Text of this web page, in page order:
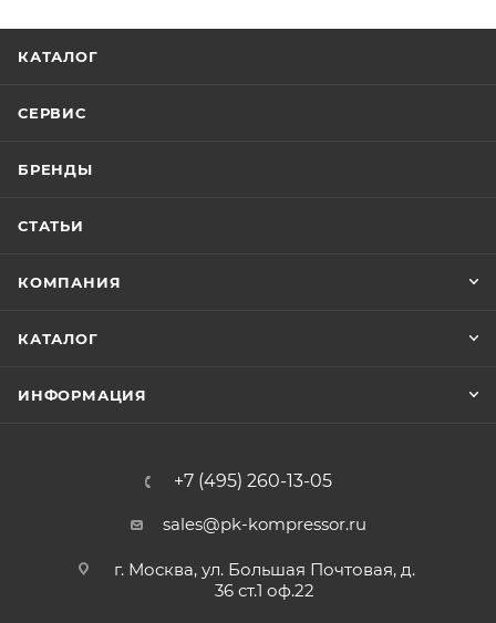
КАТАЛОГ
СЕРВИС
БРЕНДЫ
СТАТЬИ
КОМПАНИЯ
КАТАЛОГ
ИНФОРМАЦИЯ
+7 (495) 260-13-05
sales@pk-kompressor.ru
г. Москва, ул. Большая Почтовая, д.
36 ст.1 оф.22